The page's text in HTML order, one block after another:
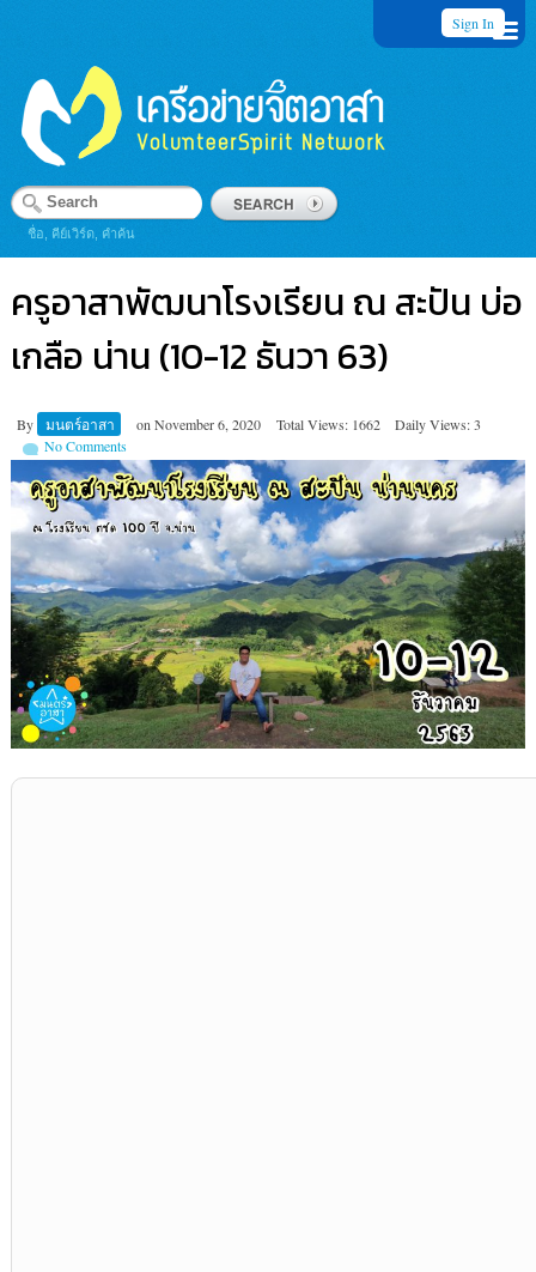
Sign In
ชื่อ, คีย์เวิร์ด, คำค้น
ครูอาสาพัฒนาโรงเรียน ณ สะปัน บ่อ
เกลือ น่าน (10-12 ธันวา 63)
By มนตร์อาสา on November 6, 2020 Total Views: 1662
Daily Views: 3
No Comments